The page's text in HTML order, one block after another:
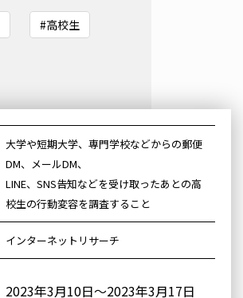
#高校生
大学や短期大学、専門学校などからの郵便
DM、メールDM、
LINE、SNS告知などを受け取ったあとの高
校生の行動変容を調査すること
インターネットリサーチ
2023年3月10日～2023年3月17日